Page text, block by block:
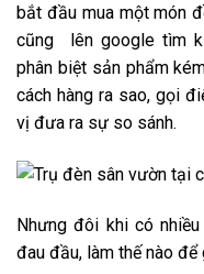
bắt đầu mua một món
cũng lên google tìm
phân biệt sản phẩm
cách hàng ra sao, gọi
vị đưa ra sự so sánh.
Nhưng đôi khi có
đau đầu, làm thế nào